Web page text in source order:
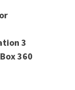
3
360